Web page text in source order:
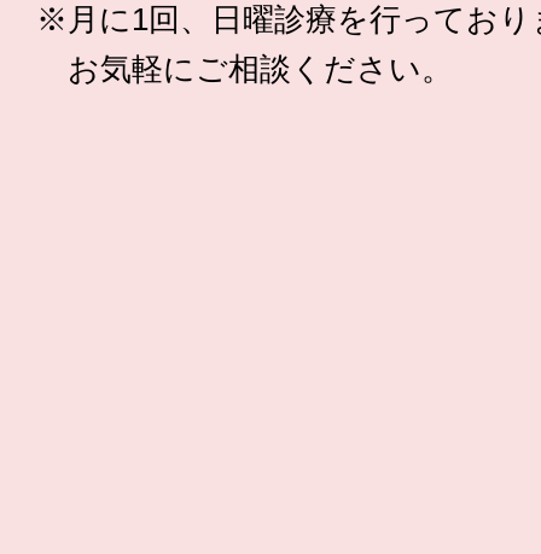
※月に1回、日曜診療を行っており
お気軽にご相談ください。